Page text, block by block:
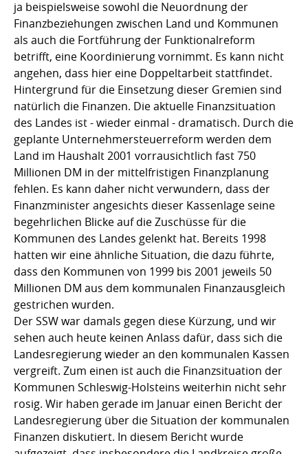
ja beispielsweise sowohl die Neuordnung der
Finanzbeziehungen zwischen Land und Kommunen
als auch die Fortführung der Funktionalreform
betrifft, eine Koordinierung vornimmt. Es kann nicht
angehen, dass hier eine Doppeltarbeit stattfindet.
Hintergrund für die Einsetzung dieser Gremien sind
natürlich die Finanzen. Die aktuelle Finanzsituation
des Landes ist - wieder einmal - dramatisch. Durch die
geplante Unternehmersteuerreform werden dem
Land im Haushalt 2001 vorrausichtlich fast 750
Millionen DM in der mittelfristigen Finanzplanung
fehlen. Es kann daher nicht verwundern, dass der
Finanzminister angesichts dieser Kassenlage seine
begehrlichen Blicke auf die Zuschüsse für die
Kommunen des Landes gelenkt hat. Bereits 1998
hatten wir eine ähnliche Situation, die dazu führte,
dass den Kommunen von 1999 bis 2001 jeweils 50
Millionen DM aus dem kommunalen Finanzausgleich
gestrichen wurden.
Der SSW war damals gegen diese Kürzung, und wir
sehen auch heute keinen Anlass dafür, dass sich die
Landesregierung wieder an den kommunalen Kassen
vergreift. Zum einen ist auch die Finanzsituation der
Kommunen Schleswig-Holsteins weiterhin nicht sehr
rosig. Wir haben gerade im Januar einen Bericht der
Landesregierung über die Situation der kommunalen
Finanzen diskutiert. In diesem Bericht wurde